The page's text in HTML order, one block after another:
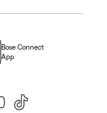
Bose Connect
App